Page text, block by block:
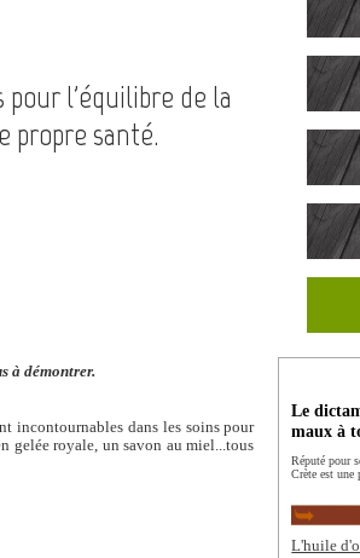
l'équilibre de la
propre santé.
à démontrer.
incontournables dans les soins pour
gelée royale, un savon au miel...tous
Le
maux à
Réputé pour
Crète est une
L'huile